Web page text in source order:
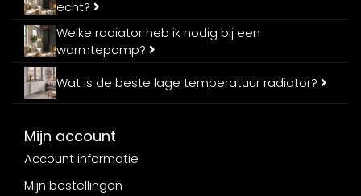
echt?
Welke radiator heb ik nodig bij een
warmtepomp?
Wat is de beste lage temperatuur radiator?
Mijn account
Account informatie
Mijn bestellingen